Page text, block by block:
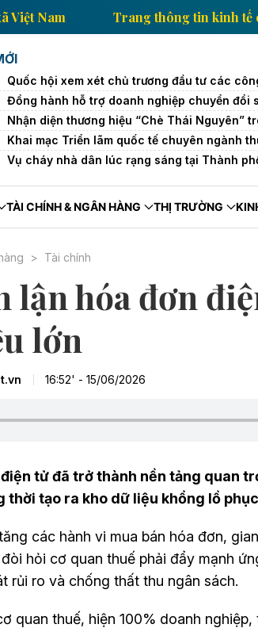
tấn xã Việt Nam Trang thông
Quốc hội xem xét chủ trương đầu tư các
Đồng hành hỗ trợ doanh nghiệp chuyển đổi
Nhận diện thương hiệu “Chè Thái Nguyên”
Khai mạc Triển lãm quốc tế chuyên ngành
Vụ cháy nhà dân lúc rạng sáng tại Thành
TÀI CHÍNH & NGÂN HÀNG THỊ TRƯỜNG
Tài chính
lận hóa đơn
lớn
16:52' - 15/06/2026
điện tử đã trở thành nền tảng quan
thời tạo ra kho dữ liệu khổng lồ
các hành vi mua bán hóa đơn,
hỏi cơ quan thuế phải đẩy mạnh
rủi ro và chống thất thu ngân sách.
quan thuế, hiện 100% doanh